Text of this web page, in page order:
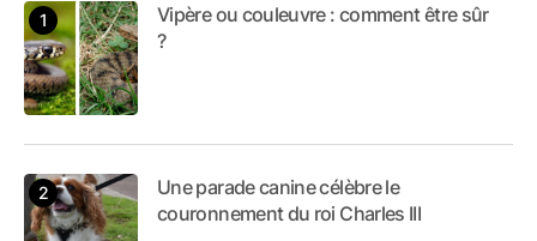
Vipère ou couleuvre : comment être sûr
?
Une parade canine célèbre le
couronnement du roi Charles III